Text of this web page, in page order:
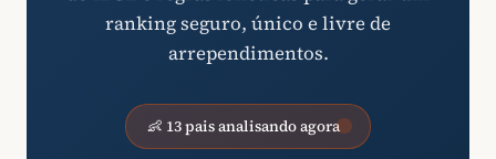
ranking seguro, único e livre de
arrependimentos.
👶 13 pais analisando agora